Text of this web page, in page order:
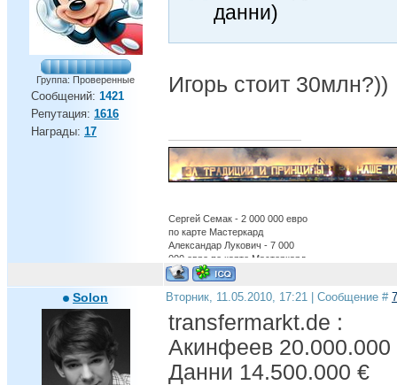
Группа: Проверенные
Сообщений: 1421
Репутация: 1616
Награды: 17
данни)
Игорь стоит 30млн?))
Сергей Семак - 2 000 000 евро
по карте Мастеркард
Александар Лукович - 7 000
000 евро по карте Мастеркард
Александр Бухаров - 12 000
000 евро по карте Мастеркард
Бруно Алвеш - 22 000 000 евро
обосраться в ЛЧ - бесценно
Есть вещи которые нельзя
купить ,для всего
остального,есть Газпром.
Solon Вторник, 11.05.2010, 17:21 | Сообщение # 7
transfermarkt.de :
Акинфеев 20.000.000
Данни 14.500.000 €